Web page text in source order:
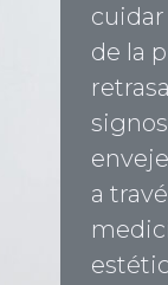
cuidar
de la
a